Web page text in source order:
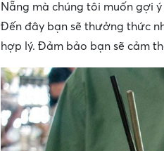
Nẵng mà chúng tôi muốn gợi
Đến đây bạn sẽ thưởng thức
hợp lý. Đảm bảo bạn sẽ cảm